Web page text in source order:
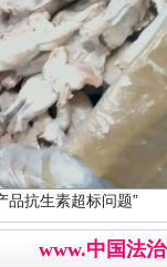
闻网.
纪网.
线.
题”
www.中国法